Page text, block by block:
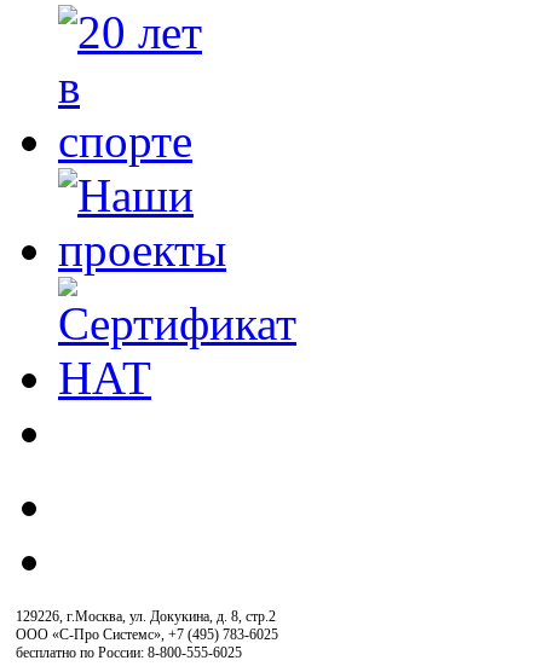
129226, г.Москва, ул. Докукина, д. 8, стр.2
ООО «С-Про Системс», +7 (495) 783-6025
бесплатно по России: 8-800-555-6025